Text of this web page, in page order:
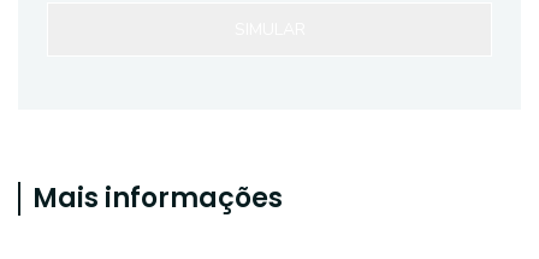
Mais informações